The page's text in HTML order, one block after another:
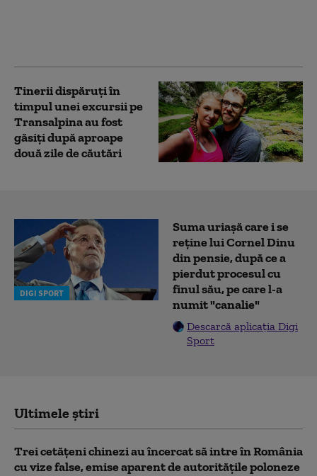
Tinerii dispăruți în
timpul unei excursii pe
Transalpina au fost
găsiți după aproape
două zile de căutări
DIGI SPORT
Suma uriașă care i se
reține lui Cornel Dinu
din pensie, după ce a
pierdut procesul cu
finul său, pe care l-a
numit "canalie"
Descarcă aplicația Digi
Sport
Ultimele știri
Trei cetăţeni chinezi au încercat să intre în România
cu vize false, emise aparent de autorităţile poloneze